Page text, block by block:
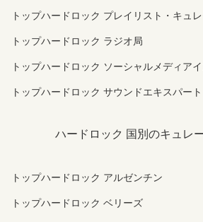
トップハードロック プレイリスト・キュ
トップハードロック ラジオ局
トップハードロック ソーシャルメディア
トップハードロック サウンドエキスパート
ハードロック 国別のキュレ
トップハードロック アルゼンチン
トップハードロック ベリーズ